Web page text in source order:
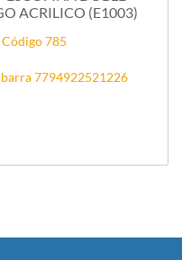
ACRILICO (E1003)
Código 785
7794922521226